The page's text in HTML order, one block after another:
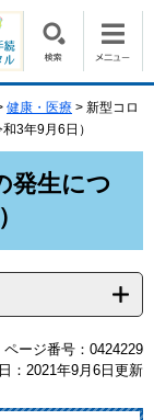
健康・医療 > 新型コロ
3年9月6日）
発生につ
ページ番号：0424229
：2021年9月6日更新